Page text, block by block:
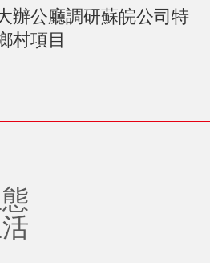
辦公廳調研蘇皖公司特
村項目